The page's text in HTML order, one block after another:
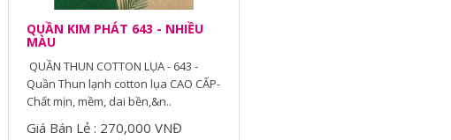
QUẦN KIM PHÁT 643 - NHIỀU
MÀU
QUẦN THUN COTTON LỤA - 643 -
Quần Thun lạnh cotton lụa CAO CẤP-
Chất mịn, mềm, dai bền,&n..
Giá Bán Lẻ : 270,000 VNĐ